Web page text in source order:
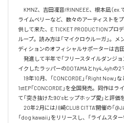
KMNZ、吉田凜音/RINNEEE、根本凪（ex.
ライムベリーなど、数々のアーティストを
供して来た、E TICKET PRODUCTIONプロ
ループ。読み方は「マイクロウルーガ」。
ディションのオフィシャルサポーターは吉
発進して半年で「フリースタイルダンジョ
イクしたラッパーのDOTAMAとhy4_4yhの2
19年10月、「CONCORDE」「Right Now」
1stEP「CONCORDE」を全国発売。同作は
て「突き抜けた90’sヒップホップ愛」と評価
20年2月には川崎CLUB CITTA’開催の「
「dog kawaii」をリリースし、「ライムスタ